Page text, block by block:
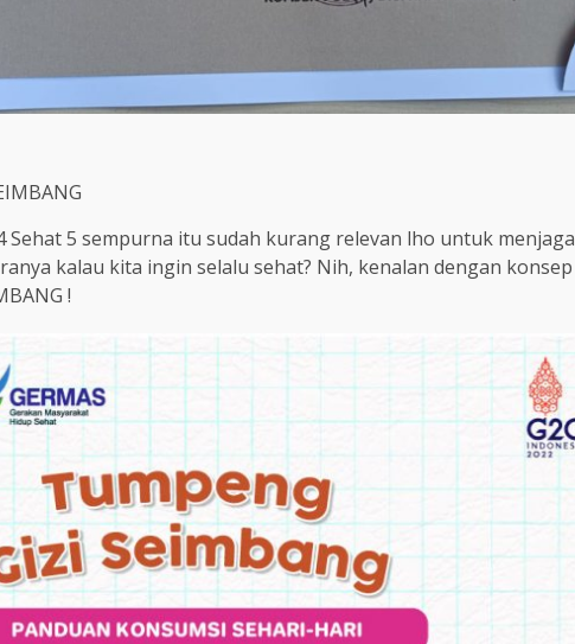
Sehat 5 sempurna itu sudah kurang relevan lho untuk menjaga
kalau kita ingin selalu sehat? Nih, kenalan dengan konsep
!